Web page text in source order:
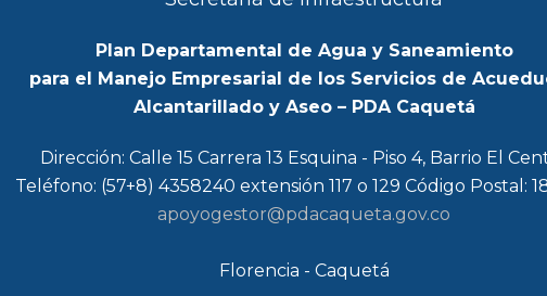
Plan Departamental de Agua y Saneamiento
para el Manejo Empresarial de los Servicios de
Alcantarillado y Aseo – PDA Caquetá
Dirección: Calle 15 Carrera 13 Esquina - Piso 4, Barrio El
Teléfono: (57+8) 4358240 extensión 117 o 129 Código Postal:
apoyogestor@pdacaqueta.gov.co
Florencia - Caquetá